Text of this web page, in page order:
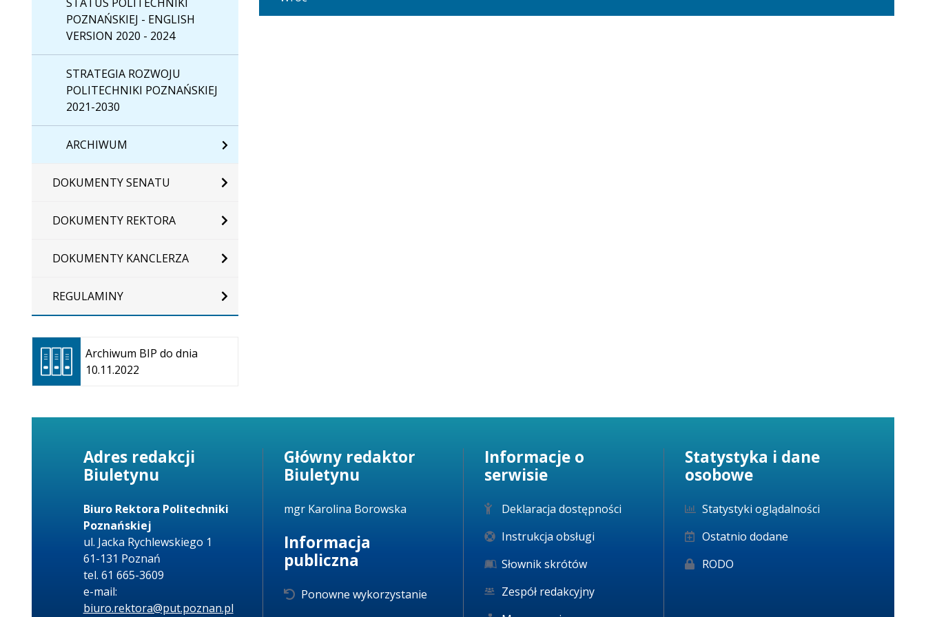
POZNAŃSKIEJ - ENGLISH
VERSION 2020 - 2024
STRATEGIA ROZWOJU
POLITECHNIKI POZNAŃSKIEJ
2021-2030
ARCHIWUM
DOKUMENTY SENATU
DOKUMENTY REKTORA
DOKUMENTY KANCLERZA
REGULAMINY
Archiwum BIP do dnia
10.11.2022
Otwiera
się w
nowej
karcie
09:05:42
Adres redakcji
Biuletynu
Biuro Rektora Politechniki
Poznańskiej
ul. Jacka Rychlewskiego 1
61-131 Poznań
tel. 61 665-3609
e-mail:
biuro.rektora@put.poznan.pl
Główny redaktor
Biuletynu
mgr Karolina Borowska
Informacja
publiczna
Ponowne wykorzystanie
Informacje o
serwisie
Deklaracja dostępności
Instrukcja obsługi
Słownik skrótów
Zespół redakcyjny
Statystyka i dane
osobowe
Statystyki oglądalności
Ostatnio dodane
RODO